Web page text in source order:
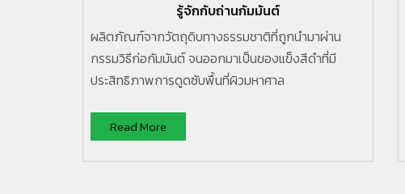
รู้จักกับถ่านกัมมันต์
ผลิตภัณฑ์จากวัตถุดิบทางธรรมชาติที่ถูกนำมาผ่าน
กรรมวิธีก่อกัมมันต์ จนออกมาเป็นของแข็งสีดำที่มี
ประสิทธิภาพการดูดซับพื้นที่ผิวมหาศาล
Read More